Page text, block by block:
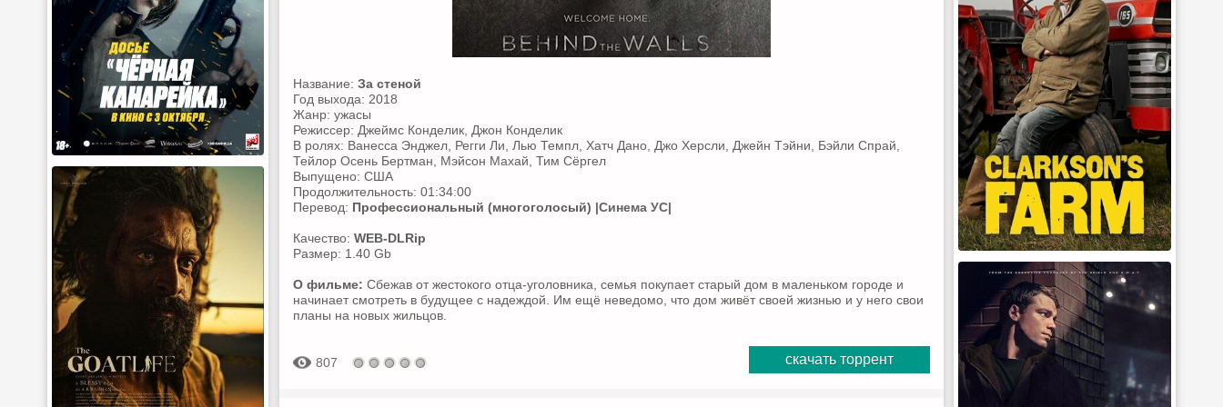
Название: За стеной
Год выхода: 2018
Жанр: ужасы
Режиссер: Джеймс Конделик, Джон Конделик
В ролях: Ванесса Энджел, Регги Ли, Лью Темпл, Хатч Дано, Джо Херсли, Джейн Тэйни, Бэйли Спрай,
Тейлор Осень Бертман, Мэйсон Махай, Тим Сёргел
Выпущено: США
Продолжительность: 01:34:00
Перевод: Профессиональный (многоголосый) |Синема УС|
Качество: WEB-DLRip
Размер: 1.40 Gb
О фильме: Сбежав от жестокого отца-уголовника, семья покупает старый дом в маленьком городе и
начинает смотреть в будущее с надеждой. Им ещё неведомо, что дом живёт своей жизнью и у него свои
планы на новых жильцов.
807 скачать торрент